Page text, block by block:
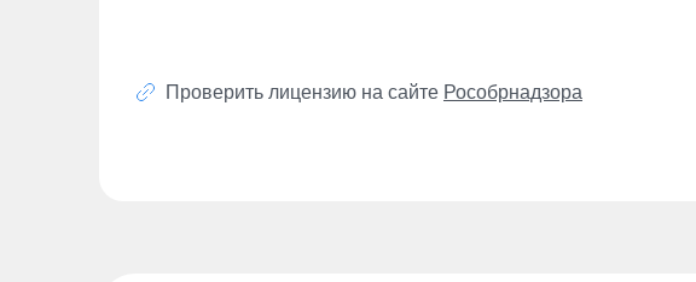
Проверить лицензию на сайте Рособрнадзора